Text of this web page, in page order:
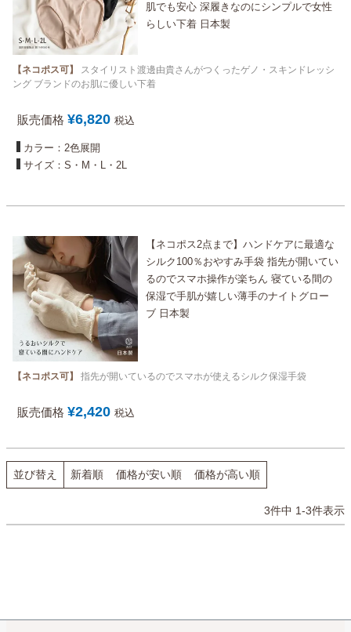
肌でも安心 深履きなのにシンプルで女性
らしい下着 日本製
【ネコポス可】
スタイリスト渡邊由貴さんがつくったゲノ・スキンドレッシ
ング ブランドのお肌に優しい下着
販売価格 ¥6,820 税込
カラー：2色展開
サイズ：S・M・L・2L
【ネコポス2点まで】ハンドケアに最適な
シルク100％おやすみ手袋 指先が開いてい
るのでスマホ操作が楽ちん 寝ている間の
保湿で手肌が嬉しい薄手のナイトグロー
ブ 日本製
【ネコポス可】 指先が開いているのでスマホが使えるシルク保湿手袋
販売価格 ¥2,420 税込
並び替え 新着順 価格が安い順 価格が高い順
3件中 1-3件表示